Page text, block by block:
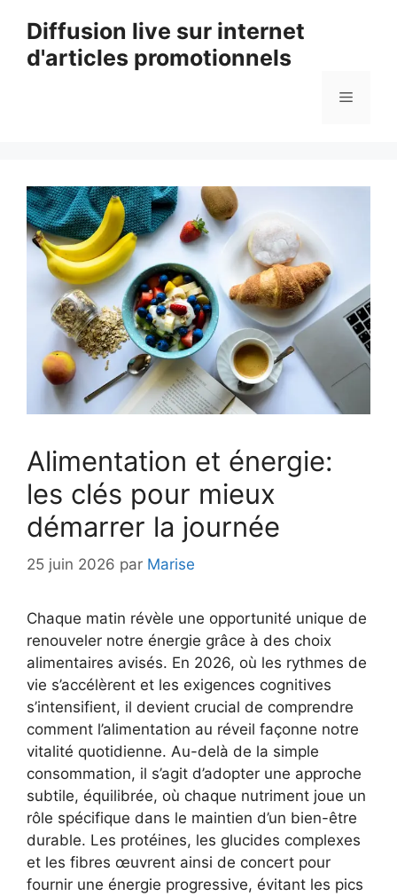
contenu
Diffusion live sur internet
d'articles promotionnels
Menu
Alimentation et énergie:
les clés pour mieux
démarrer la journée
25 juin 2026 par Marise
Chaque matin révèle une opportunité unique de
renouveler notre énergie grâce à des choix
alimentaires avisés. En 2026, où les rythmes de
vie s’accélèrent et les exigences cognitives
s’intensifient, il devient crucial de comprendre
comment l’alimentation au réveil façonne notre
vitalité quotidienne. Au-delà de la simple
consommation, il s’agit d’adopter une approche
subtile, équilibrée, où chaque nutriment joue un
rôle spécifique dans le maintien d’un bien-être
durable. Les protéines, les glucides complexes
et les fibres œuvrent ainsi de concert pour
fournir une énergie progressive, évitant les pics